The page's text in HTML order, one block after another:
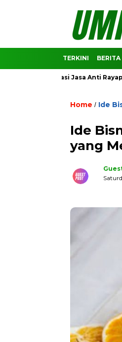
TERKINI BERITA
Jasa Anti Rayap
Home / Ide
Ide
yang